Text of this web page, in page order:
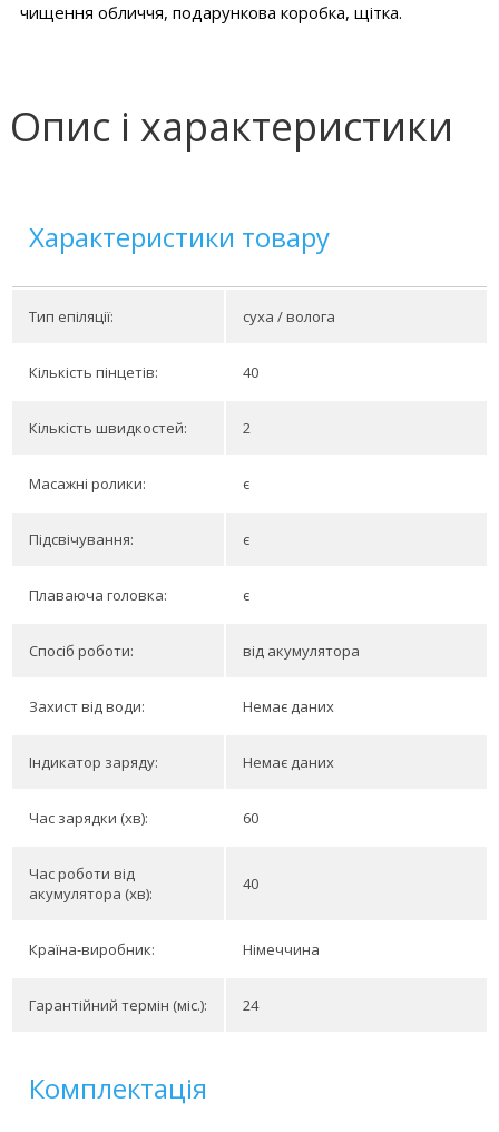
чищення обличчя, подарункова коробка, щітка.
Опис і характеристики
Характеристики товару
Тип епіляції: суха / волога
Кількість пінцетів: 40
Кількість швидкостей: 2
Масажні ролики: є
Підсвічування: є
Плаваюча головка: є
Спосіб роботи: від акумулятора
Захист від води: Немає даних
Індикатор заряду: Немає даних
Час зарядки (хв): 60
Час роботи від
акумулятора (хв):
40
Країна-виробник: Німеччина
Гарантійний термін (міс.): 24
Комплектація